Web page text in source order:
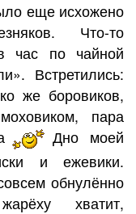
еще исхожено
Что-то
час по чайной
Встретились:
же боровиков,
пара
Дно моей
и ежевики.
обнулённо
хватит,